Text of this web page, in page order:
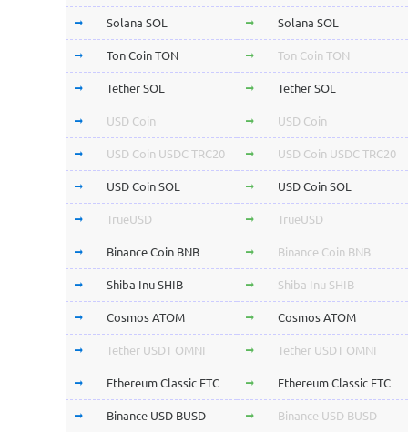
Solana SOL Solana SOL
Ton Coin TON Ton Coin TON
Tether SOL Tether SOL
USD Coin USD Coin
USD Coin USDC TRC20 USD Coin USDC TRC20
USD Coin SOL USD Coin SOL
TrueUSD TrueUSD
Binance Coin BNB Binance Coin BNB
Shiba Inu SHIB Shiba Inu SHIB
Cosmos ATOM Cosmos ATOM
Tether USDT OMNI Tether USDT OMNI
Ethereum Classic ETC Ethereum Classic ETC
Binance USD BUSD Binance USD BUSD